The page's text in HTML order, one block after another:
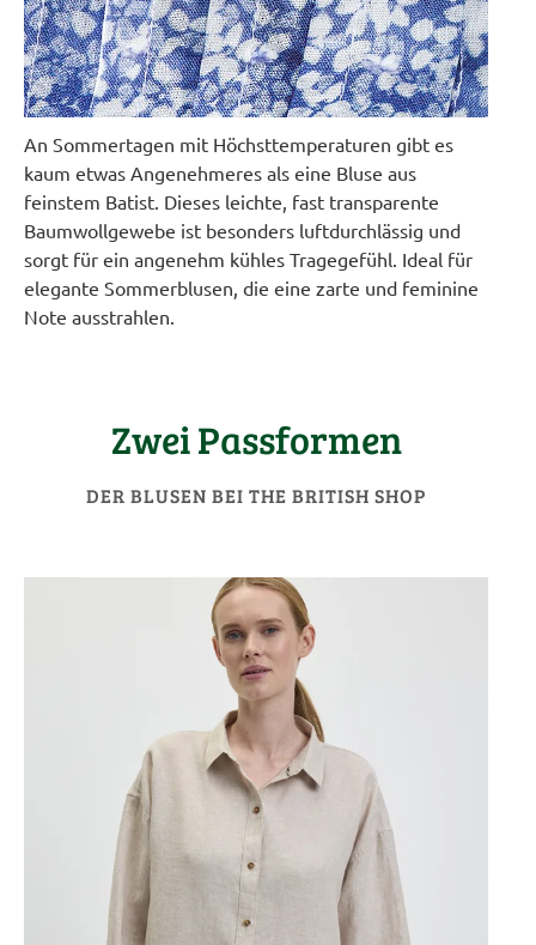
An Sommertagen mit Höchsttemperaturen gibt es
kaum etwas Angenehmeres als eine Bluse aus
feinstem Batist. Dieses leichte, fast transparente
Baumwollgewebe ist besonders luftdurchlässig und
sorgt für ein angenehm kühles Tragegefühl. Ideal für
elegante Sommerblusen, die eine zarte und feminine
Note ausstrahlen.
Zwei Passformen
DER BLUSEN BEI THE BRITISH SHOP